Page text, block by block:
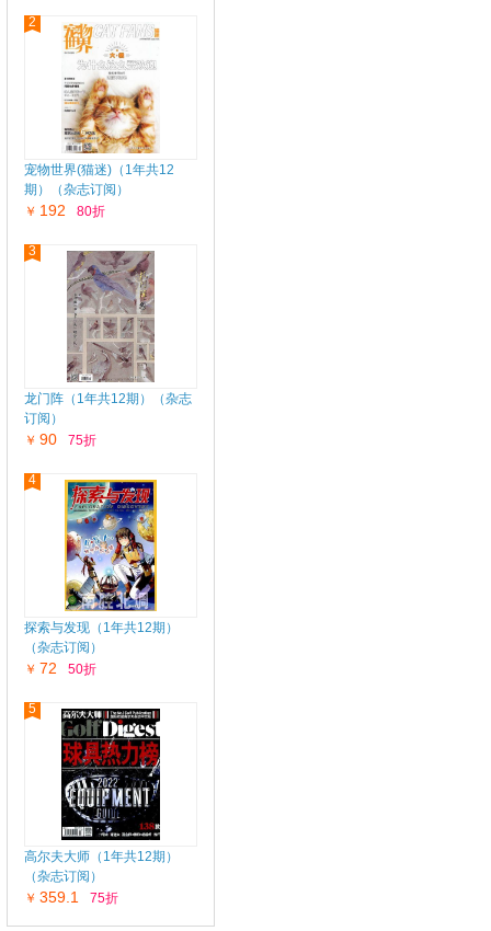
2
宠物世界(猫迷)（1年共12
期）（杂志订阅）
￥ 192 80折
3
龙门阵（1年共12期）（杂志
订阅）
￥ 90 75折
4
探索与发现（1年共12期）
（杂志订阅）
￥ 72 50折
5
高尔夫大师（1年共12期）
（杂志订阅）
￥ 359.1 75折